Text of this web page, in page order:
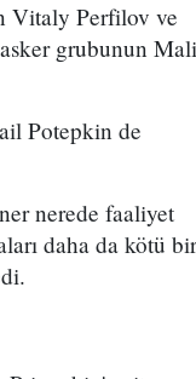
Vitaly Perfilov ve
grubunun Mali
Potepkin de
nerede faaliyet
daha da kötü bir